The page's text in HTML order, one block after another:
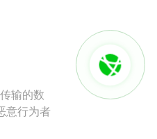
输的数
意行为者